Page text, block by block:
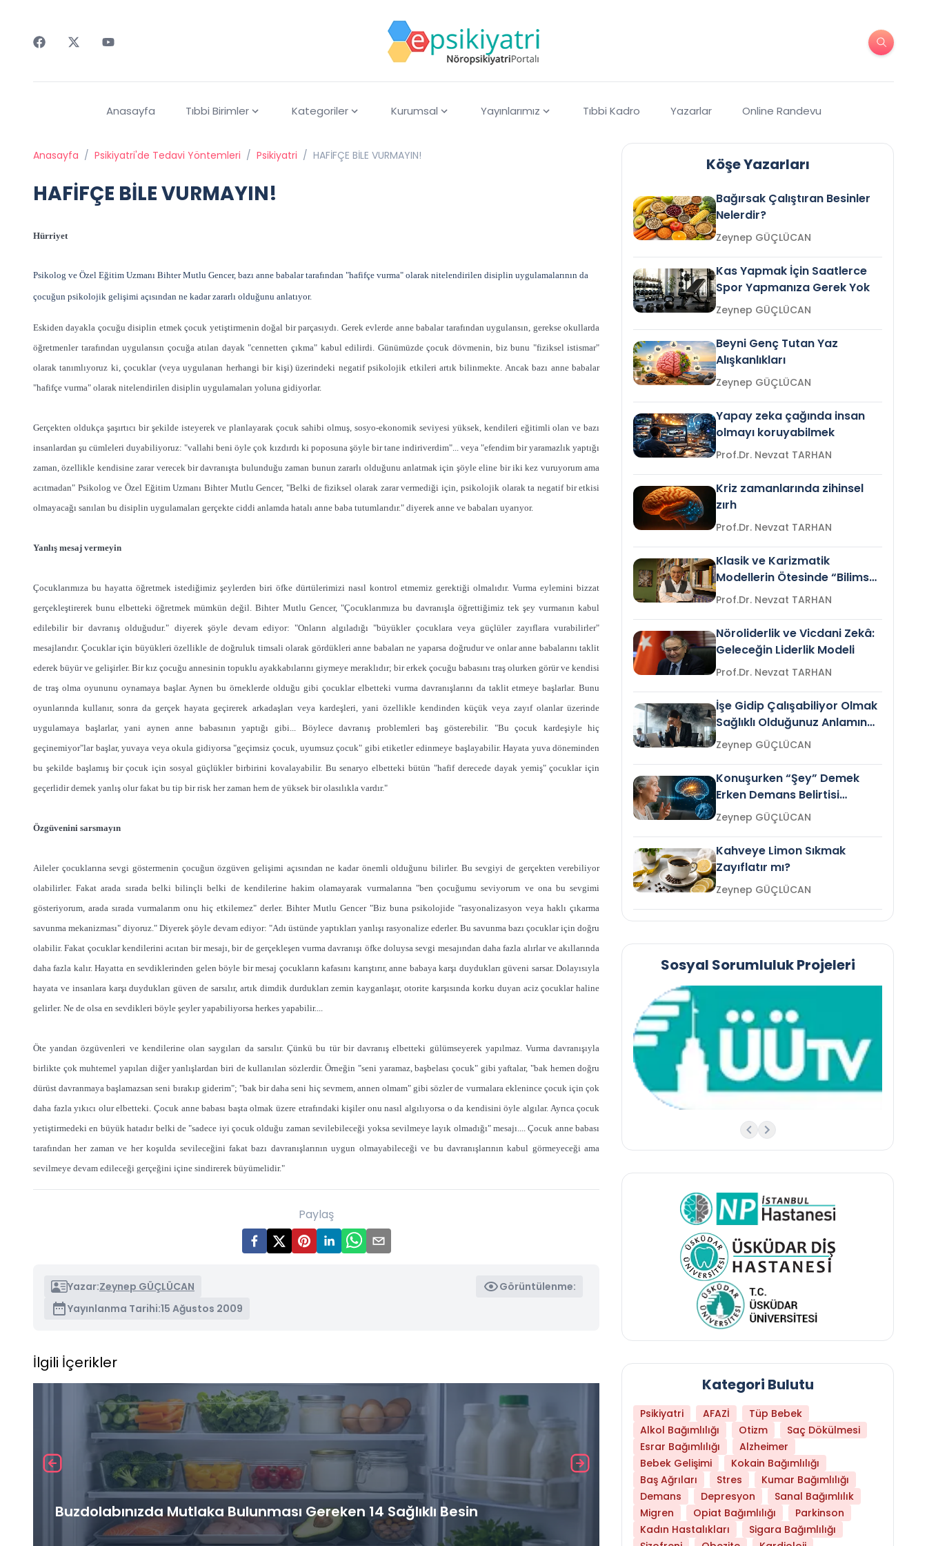
Anasayfa Tıbbi Birimler Kategoriler Kurumsal Yayınlarımız Tıbbi Kadro Yazarlar Online Randevu
Anasayfa / Psikiyatri'de Tedavi Yöntemleri / Psikiyatri / HAFİFÇE BİLE VURMAYIN!
HAFİFÇE BİLE VURMAYIN!
Hürriyet
Psikolog ve Özel Eğitim Uzmanı Bihter Mutlu Gencer, bazı anne babalar tarafından "hafifçe vurma" olarak nitelendirilen disiplin uygulamalarının da
çocuğun psikolojik gelişimi açısından ne kadar zararlı olduğunu anlatıyor.
Eskiden dayakla çocuğu disiplin etmek çocuk yetiştirmenin doğal bir parçasıydı. Gerek evlerde anne babalar tarafından uygulansın, gerekse okullarda
öğretmenler tarafından uygulansın çocuğa atılan dayak "cennetten çıkma" kabul edilirdi. Günümüzde çocuk dövmenin, biz bunu "fiziksel istismar"
olarak tanımlıyoruz ki, çocuklar (veya uygulanan herhangi bir kişi) üzerindeki negatif psikolojik etkileri artık bilinmekte. Ancak bazı anne babalar
"hafifçe vurma" olarak nitelendirilen disiplin uygulamaları yoluna gidiyorlar.
Gerçekten oldukça şaşırtıcı bir şekilde isteyerek ve planlayarak çocuk sahibi olmuş, sosyo-ekonomik seviyesi yüksek, kendileri eğitimli olan ve bazı
insanlardan şu cümleleri duyabiliyoruz: "vallahi beni öyle çok kızdırdı ki poposuna şöyle bir tane indiriverdim"... veya "efendim bir yaramazlık yaptığı
zaman, özellikle kendisine zarar verecek bir davranışta bulunduğu zaman bunun zararlı olduğunu anlatmak için şöyle eline bir iki kez vuruyorum ama
acıtmadan" Psikolog ve Özel Eğitim Uzmanı Bihter Mutlu Gencer, "Belki de fiziksel olarak zarar vermediği için, psikolojik olarak ta negatif bir etkisi
olmayacağı sanılan bu disiplin uygulamaları gerçekte ciddi anlamda hatalı anne baba tutumlarıdır." diyerek anne ve babaları uyarıyor.
Yanlış mesaj vermeyin
Çocuklarımıza bu hayatta öğretmek istediğimiz şeylerden biri öfke dürtülerimizi nasıl kontrol etmemiz gerektiği olmalıdır. Vurma eylemini bizzat
gerçekleştirerek bunu elbetteki öğretmek mümkün değil. Bihter Mutlu Gencer, "Çocuklarımıza bu davranışla öğrettiğimiz tek şey vurmanın kabul
edilebilir bir davranış olduğudur." diyerek şöyle devam ediyor: "Onların algıladığı "büyükler çocuklara veya güçlüler zayıflara vurabilirler"
mesajlarıdır. Çocuklar için büyükleri özellikle de doğruluk timsali olarak gördükleri anne babaları ne yaparsa doğrudur ve onlar anne babalarını taklit
ederek büyür ve gelişirler. Bir kız çocuğu annesinin topuklu ayakkabılarını giymeye meraklıdır; bir erkek çocuğu babasını traş olurken görür ve kendisi
de traş olma oyununu oynamaya başlar. Aynen bu örneklerde olduğu gibi çocuklar elbetteki vurma davranışlarını da taklit etmeye başlarlar. Bunu
oyunlarında kullanır, sonra da gerçek hayata geçirerek arkadaşları veya kardeşleri, yani özellikle kendinden küçük veya zayıf olanlar üzerinde
uygulamaya başlarlar, yani aynen anne babasının yaptığı gibi... Böylece davranış problemleri baş gösterebilir. "Bu çocuk kardeşiyle hiç
geçinemiyor"lar başlar, yuvaya veya okula gidiyorsa "geçimsiz çocuk, uyumsuz çocuk" gibi etiketler edinmeye başlayabilir. Hayata yuva döneminden
bu şekilde başlamış bir çocuk için sosyal güçlükler birbirini kovalayabilir. Bu senaryo elbetteki bütün "hafif derecede dayak yemiş" çocuklar için
geçerlidir demek yanlış olur fakat bu tip bir risk her zaman hem de yüksek bir olasılıkla vardır."
Özgüvenini sarsmayın
Aileler çocuklarına sevgi göstermenin çocuğun özgüven gelişimi açısından ne kadar önemli olduğunu bilirler. Bu sevgiyi de gerçekten verebiliyor
olabilirler. Fakat arada sırada belki bilinçli belki de kendilerine hakim olamayarak vurmalarına "ben çocuğumu seviyorum ve ona bu sevgimi
gösteriyorum, arada sırada vurmalarım onu hiç etkilemez" derler. Bihter Mutlu Gencer "Biz buna psikolojide "rasyonalizasyon veya haklı çıkarma
savunma mekanizması" diyoruz." Diyerek şöyle devam ediyor: "Adı üstünde yaptıkları yanlışı rasyonalize ederler. Bu savunma bazı çocuklar için doğru
olabilir. Fakat çocuklar kendilerini acıtan bir mesajı, bir de gerçekleşen vurma davranışı öfke doluysa sevgi mesajından daha fazla alırlar ve akıllarında
daha fazla kalır. Hayatta en sevdiklerinden gelen böyle bir mesaj çocukların kafasını karıştırır, anne babaya karşı duydukları güveni sarsar. Dolayısıyla
hayata ve insanlara karşı duydukları güven de sarsılır, artık dimdik durdukları zemin kayganlaşır, otorite karşısında korku duyan aciz çocuklar haline
gelirler. Ne de olsa en sevdikleri böyle şeyler yapabiliyorsa herkes yapabilir....
Öte yandan özgüvenleri ve kendilerine olan saygıları da sarsılır. Çünkü bu tür bir davranış elbetteki gülümseyerek yapılmaz. Vurma davranışıyla
birlikte çok muhtemel yapılan diğer yanlışlardan biri de kullanılan sözlerdir. Örneğin "seni yaramaz, başbelası çocuk" gibi yaftalar, "bak hemen doğru
dürüst davranmaya başlamazsan seni bırakıp giderim"; "bak bir daha seni hiç sevmem, annen olmam" gibi sözler de vurmalara eklenince çocuk için çok
daha fazla yıkıcı olur elbetteki. Çocuk anne babası başta olmak üzere etrafındaki kişiler onu nasıl algılıyorsa o da kendisini öyle algılar. Ayrıca çocuk
yetiştirmedeki en büyük hatadır belki de "sadece iyi çocuk olduğu zaman sevilebileceği yoksa sevilmeye layık olmadığı" mesajı.... Çocuk anne babası
tarafından her zaman ve her koşulda sevileceğini fakat bazı davranışlarının uygun olmayabileceği ve bu davranışlarının kabul görmeyeceği ama
sevilmeye devam edileceği gerçeğini içine sindirerek büyümelidir."
Paylaş
Yazar:Zeynep GÜÇLÜCAN
Görüntülenme:
Yayınlanma Tarihi:15 Ağustos 2009
İlgili İçerikler
Buzdolabınızda Mutlaka Bulunması Gereken 14 Sağlıklı Besin Hangi Yaşta Hangi Testi Yaptırmanız
Köşe Yazarları
Bağırsak Çalıştıran Besinler
Nelerdir?
Zeynep GÜÇLÜCAN
Kas Yapmak İçin Saatlerce
Spor Yapmanıza Gerek Yok
Zeynep GÜÇLÜCAN
Beyni Genç Tutan Yaz
Alışkanlıkları
Zeynep GÜÇLÜCAN
Yapay zeka çağında insan
olmayı koruyabilmek
Prof.Dr. Nevzat TARHAN
Kriz zamanlarında zihinsel
zırh
Prof.Dr. Nevzat TARHAN
Klasik ve Karizmatik
Modellerin Ötesinde “Bilimsel
Liderlik”
Prof.Dr. Nevzat TARHAN
Nöroliderlik ve Vicdani Zekâ:
Geleceğin Liderlik Modeli
Prof.Dr. Nevzat TARHAN
İşe Gidip Çalışabiliyor Olmak
Sağlıklı Olduğunuz Anlamına
Gelir mi?Zeynep GÜÇLÜCAN
Konuşurken “Şey” Demek
Erken Demans Belirtisi
Olabilir mi?Zeynep GÜÇLÜCAN
Kahveye Limon Sıkmak
Zayıflatır mı?
Zeynep GÜÇLÜCAN
Sosyal Sorumluluk Projeleri
Kategori Bulutu
Psikiyatri AFAZİ
Tüp Bebek
Alkol Bağımlılığı
Otizm
Saç Dökülmesi
Esrar Bağımlılığı
Alzheimer
Bebek Gelişimi
Kokain Bağımlılığı
Baş Ağrıları
Stres
Kumar Bağımlılığı
Demans
Depresyon
Sanal Bağımlılık
Migren
Opiat Bağımlılığı
Parkinson
Kadın Hastalıkları
Sigara Bağımlılığı